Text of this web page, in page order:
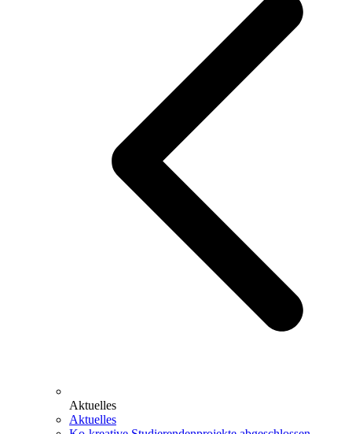
Aktuelles
Aktuelles